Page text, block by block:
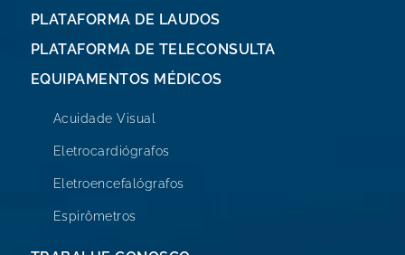
PLATAFORMA DE LAUDOS
PLATAFORMA DE TELECONSULTA
EQUIPAMENTOS MÉDICOS
Acuidade Visual
Eletrocardiógrafos
Eletroencefalógrafos
Espirômetros